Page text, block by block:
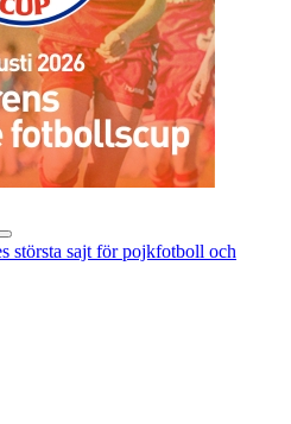
Search